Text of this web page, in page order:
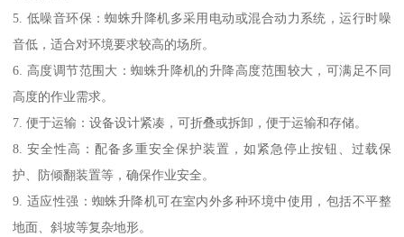
5. 低噪音环保：蜘蛛升降机多采用电动或混合动力系统，运行时噪
音低，适合对环境要求较高的场所。
6. 高度调节范围大：蜘蛛升降机的升降高度范围较大，可满足不同
高度的作业需求。
7. 便于运输：设备设计紧凑，可折叠或拆卸，便于运输和存储。
8. 安全性高：配备多重安全保护装置，如紧急停止按钮、过载保
护、防倾翻装置等，确保作业安全。
9. 适应性强：蜘蛛升降机可在室内外多种环境中使用，包括不平整
地面、斜坡等复杂地形。